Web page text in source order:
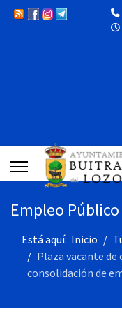
Empleo Público
Está aquí: Inicio
Plaza vacante de
consolidación de